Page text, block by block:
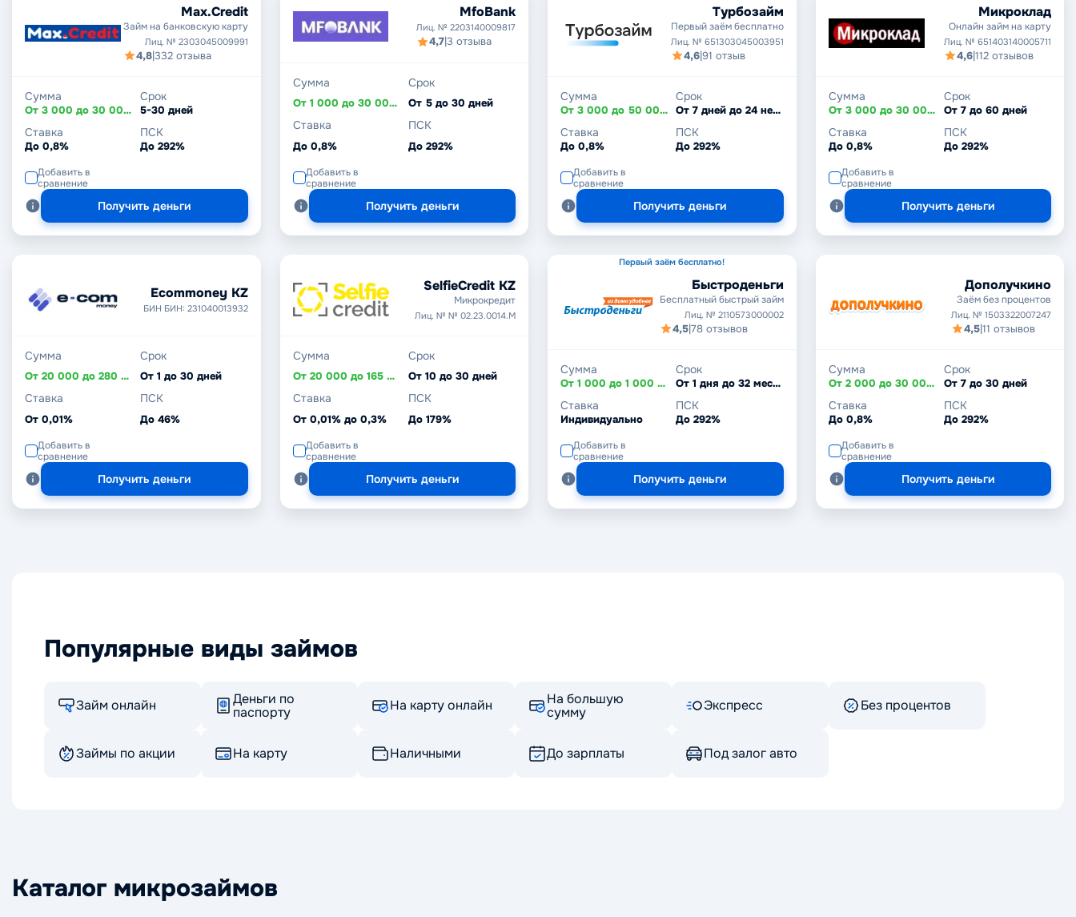
Max.Credit
Займ на банковскую карту
Лиц. № 2303045009991
4,8|332 отзыва
Сумма
От 3 000 до 30 000 ₽
Срок
5-30 дней
Ставка
До 0,8%
ПСК
До 292%
Добавить в
сравнение
Получить деньги
MfoBank
Лиц. № 2203140009817
4,7|3 отзыва
Сумма
От 1 000 до 30 000 ₽
Срок
От 5 до 30 дней
Ставка
До 0,8%
ПСК
До 292%
Добавить в
сравнение
Получить деньги
Турбозайм
Первый заём бесплатно
Лиц. № 651303045003951
4,6|91 отзыв
Сумма
От 3 000 до 50 000 ₽
Срок
От 7 дней до 24 недель
Ставка
До 0,8%
ПСК
До 292%
Добавить в
сравнение
Получить деньги
Микроклад
Онлайн займ на карту
Лиц. № 651403140005711
4,6|112 отзывов
Сумма
От 3 000 до 30 000 ₽
Срок
От 7 до 60 дней
Ставка
До 0,8%
ПСК
До 292%
Добавить в
сравнение
Получить деньги
Ecommoney KZ
БИН БИН: 231040013932
Сумма
От 20 000 до 280 000 ₸
Срок
От 1 до 30 дней
Ставка
От 0,01%
ПСК
До 46%
Добавить в
сравнение
Получить деньги
SelfieCredit KZ
Микрокредит
Лиц. № № 02.23.0014.М
Сумма
От 20 000 до 165 000 ₸
Срок
От 10 до 30 дней
Ставка
От 0,01% до 0,3%
ПСК
До 179%
Добавить в
сравнение
Получить деньги
Первый заём бесплатно!
Быстроденьги
Бесплатный быстрый займ
Лиц. № 2110573000002
4,5|78 отзывов
Сумма
От 1 000 до 1 000 000 ₽
Срок
От 1 дня до 32 месяцев
Ставка
Индивидуально
ПСК
До 292%
Добавить в
сравнение
Получить деньги
Дополучкино
Заём без процентов
Лиц. № 1503322007247
4,5|11 отзывов
Сумма
От 2 000 до 30 000 ₽
Срок
От 7 до 30 дней
Ставка
До 0,8%
ПСК
До 292%
Добавить в
сравнение
Получить деньги
Популярные виды займов
Займ онлайн
Деньги по
паспорту
На карту онлайн
На большую
сумму
Экспресс Без процентов
Займы по акции На карту Наличными До зарплаты Под залог авто
Каталог микрозаймов